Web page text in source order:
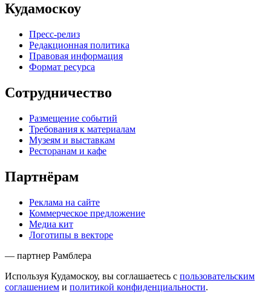
Кудамоскоу
Пресс-релиз
Редакционная политика
Правовая информация
Формат ресурса
Сотрудничество
Размещение событий
Требования к материалам
Музеям и выставкам
Ресторанам и кафе
Партнёрам
Реклама на сайте
Коммерческое предложение
Медиа кит
Логотипы в векторе
— партнер Рамблера
Используя Кудамоскоу, вы соглашаетесь с пользовательским
соглашением и политикой конфиденциальности.